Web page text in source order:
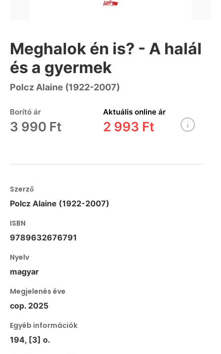
Meghalok én is? - A halál
és a gyermek
Polcz Alaine (1922-2007)
Borító ár
3 990 Ft
Aktuális online ár
2 993 Ft
Szerző
Polcz Alaine (1922-2007)
ISBN
9789632676791
Nyelv
magyar
Megjelenés éve
cop. 2025
Egyéb információk
194, [3] o.